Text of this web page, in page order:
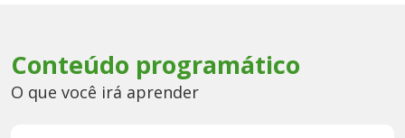
Conteúdo programático
O que você irá aprender